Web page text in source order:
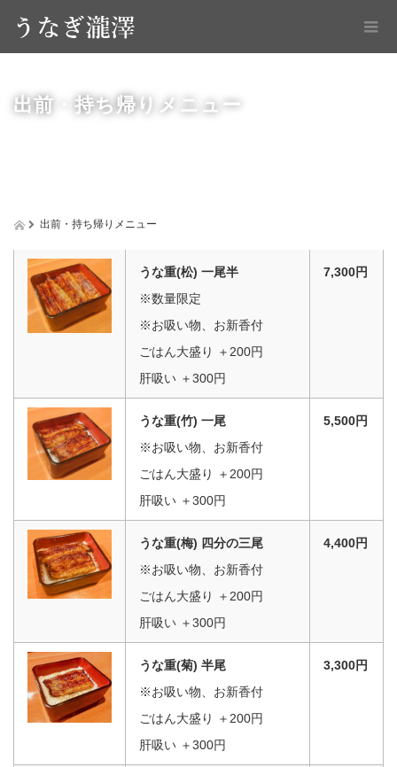
出前・持ち帰りメニュー
出前・持ち帰りメニュー
うな重(松) 一尾半
※数量限定
※お吸い物、お新香付
ごはん大盛り ＋200円
肝吸い ＋300円
7,300円
うな重(竹) 一尾
※お吸い物、お新香付
ごはん大盛り ＋200円
肝吸い ＋300円
5,500円
うな重(梅) 四分の三尾
※お吸い物、お新香付
ごはん大盛り ＋200円
肝吸い ＋300円
4,400円
うな重(菊) 半尾
※お吸い物、お新香付
ごはん大盛り ＋200円
肝吸い ＋300円
3,300円